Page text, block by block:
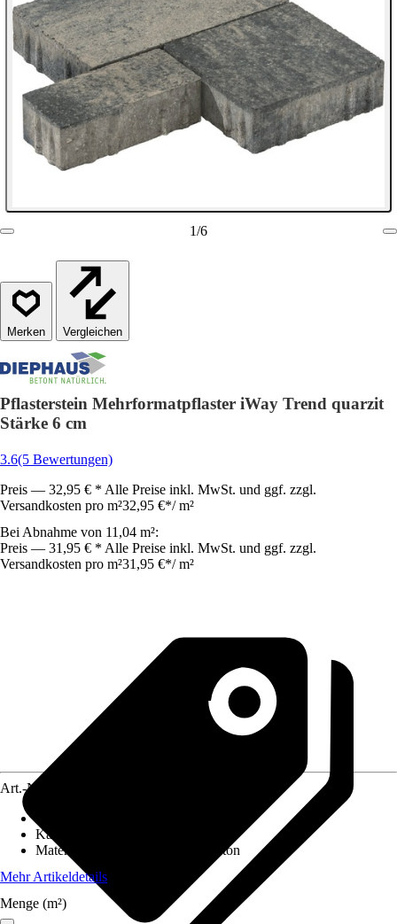
1/6
Vergleichen
Pflasterstein Mehrformatpflaster iWay Trend quarzit
Stärke 6 cm
3.6(5 Bewertungen)
Preis — 32,95 € * Alle Preise inkl. MwSt. und ggf. zzgl.
Versandkosten pro m²32,95 €*/ m²
Bei Abnahme von 11,04 m²:
Preis — 31,95 € * Alle Preise inkl. MwSt. und ggf. zzgl.
Versandkosten pro m²31,95 €*/ m²
Art.-Nr.
Kantenausführung
Materialspezifizierung
Normalbeton
Mehr Artikeldetails
Menge (m²)